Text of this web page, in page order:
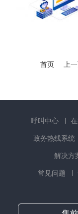
首页 上
呼叫中心
政务热线系统
解决方
常见问题